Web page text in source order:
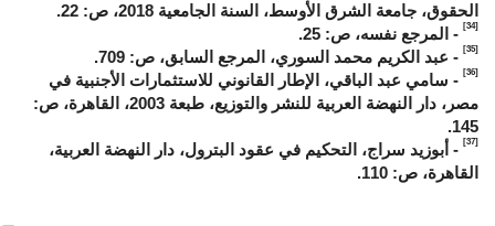
الحقوق، جامعة الشرق الأوسط، السنة الجامعية 2018، ص: 22.
[34] - المرجع نفسه، ص: 25.
[35] - عبد الكريم محمد السوري، المرجع السابق، ص: 709.
[36] - سامي عبد الباقي، الإطار القانوني للاستثمارات الأجنبية في
مصر، دار النهضة العربية للنشر والتوزيع، طبعة 2003، القاهرة، ص:
145.
[37] - أبوزيد سراج، التحكيم في عقود البترول، دار النهضة العربية،
القاهرة، ص: 110.